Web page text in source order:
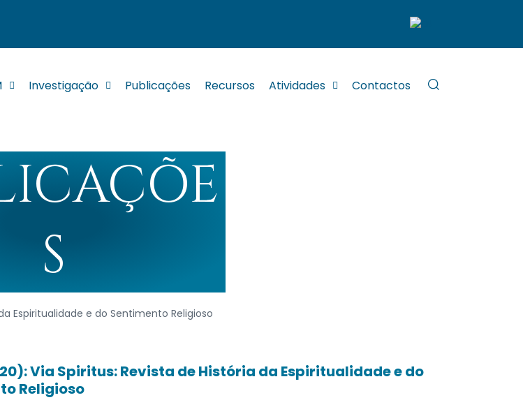
Investigação Publicações Recursos Atividades Contactos
S
Espiritualidade e do Sentimento Religioso
Via Spiritus: Revista de História da Espiritualidade e do
Religioso